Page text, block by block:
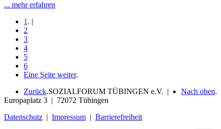
... mehr erfahren
1 . |
2
3
4
5
6
Eine Seite weiter.
Zurück. Nach oben.
SOZIALFORUM TÜBINGEN e.V. |
Europaplatz 3 | 72072 Tübingen
Datenschutz | Impressum | Barrierefreiheit